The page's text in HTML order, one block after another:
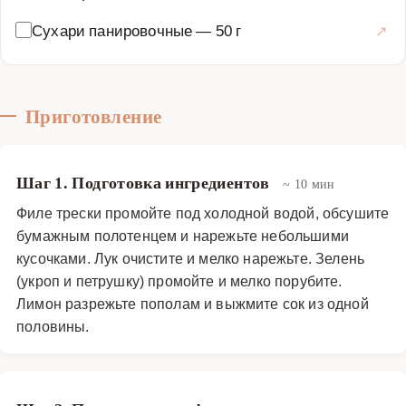
Сухари панировочные— 50 г
Приготовление
Шаг 1. Подготовка ингредиентов ~ 10 мин
Филе трески промойте под холодной водой, обсушите
бумажным полотенцем и нарежьте небольшими
кусочками. Лук очистите и мелко нарежьте. Зелень
(укроп и петрушку) промойте и мелко порубите.
Лимон разрежьте пополам и выжмите сок из одной
половины.